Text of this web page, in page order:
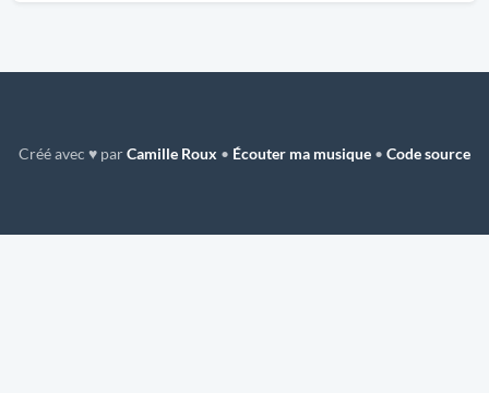
Créé avec ♥ parCamille Roux • Écouter ma musique • Code source